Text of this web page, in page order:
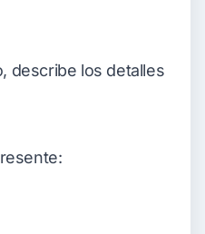
describe los detalles